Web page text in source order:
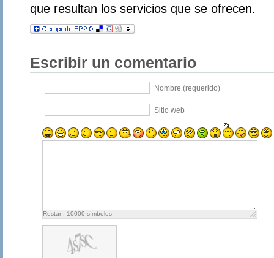
que resultan los servicios que se ofrecen.
Escribir un comentario
Nombre (requerido)
Sitio web
Restan: 10000 símbolos